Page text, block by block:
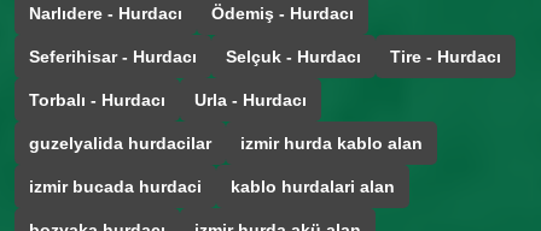
Narlıdere - Hurdacı Ödemiş - Hurdacı
Seferihisar - Hurdacı Selçuk - Hurdacı Tire - Hurdacı
Torbalı - Hurdacı Urla - Hurdacı
guzelyalida hurdacilar izmir hurda kablo alan
izmir bucada hurdaci kablo hurdalari alan